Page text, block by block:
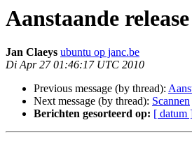
Aanstaande
Jan Claeys ubuntu op janc.be
Di Apr 27 01:46:17 UTC 2010
Previous message (by thread):
Next message (by thread): Scannen
Berichten gesorteerd op: [ datum